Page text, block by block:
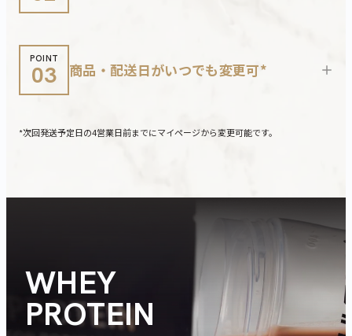
POINT
03 商品・配送日がいつでも変更可* +
*次回発送予定日の4営業日前までにマイページから変更可能です。
WHEY
PROTEIN